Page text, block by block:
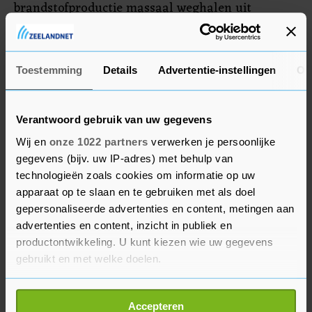
Toestemming Details Advertentie-instellingen
Verantwoord gebruik van uw gegevens
Wij en onze 1022 partners verwerken je persoonlijke
gegevens (bijv. uw IP-adres) met behulp van
technologieën zoals cookies om informatie op uw
apparaat op te slaan en te gebruiken met als doel
gepersonaliseerde advertenties en content, metingen aan
advertenties en content, inzicht in publiek en
productontwikkeling. U kunt kiezen wie uw gegevens
gebruikt en met welke doelen.
Als u het toestaat, willen we ook graag:
Accepteren
brandstofproductie massaal weghalen uit
Nederland. Daarnaast zijn enkele grote
producenten van brandstoffen begonnen met de
export van schonere benzine of diesel naar West-
Afrika vanuit Nederland, dat volgens de ILT het
brandstoffen naar die regio is.
De ILT is blij met de uitspraak. "Dit betekent dat
er veel minder vieze brandstoffen vanuit
Nederland naar bijvoorbeeld Afrikaanse landen
kunnen worden geëxporteerd. De gevolgen
daarvan zien we al in ons toezicht, de kwaliteit
van de geëxporteerde brandstoffen is door de
invoering van deze regel al aanzienlijk verbeterd.
Maar we zijn er nog lang niet en daarom is het